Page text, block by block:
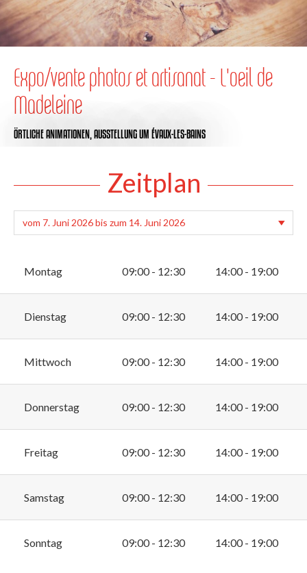
Expo/vente photos et artisanat - L'oeil de
Madeleine
ÖRTLICHE ANIMATIONEN,AUSSTELLUNGUM ÉVAUX-LES-BAINS
Zeitplan
Montag 09:00 - 12:30 14:00 - 19:00
Dienstag 09:00 - 12:30 14:00 - 19:00
Mittwoch 09:00 - 12:30 14:00 - 19:00
Donnerstag 09:00 - 12:30 14:00 - 19:00
Freitag 09:00 - 12:30 14:00 - 19:00
Samstag 09:00 - 12:30 14:00 - 19:00
Sonntag 09:00 - 12:30 14:00 - 19:00